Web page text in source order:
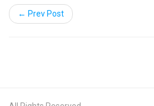
← Prev Post